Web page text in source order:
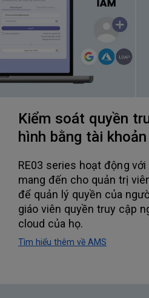
Kiểm soát quyền
hình bằng tài khoản
RE03 series hoạt động với
mang đến cho quản trị
để quản lý quyền của
giáo viên quyền truy cập
cloud của họ.
Tìm hiểu thêm về AMS